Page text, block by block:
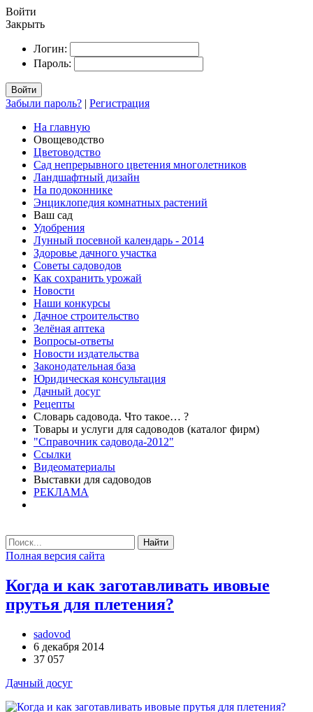
Войти
Закрыть
Логин:
Пароль:
Войти
Забыли пароль? | Регистрация
На главную
Овощеводство
Цветоводство
Сад непрерывного цветения многолетников
Ландшафтный дизайн
На подоконнике
Энциклопедия комнатных растений
Ваш сад
Удобрения
Лунный посевной календарь - 2014
Здоровье дачного участка
Советы садоводов
Как сохранить урожай
Новости
Наши конкурсы
Дачное строительство
Зелёная аптека
Вопросы-ответы
Новости издательства
Законодательная база
Юридическая консультация
Дачный досуг
Рецепты
Словарь садовода. Что такое… ?
Товары и услуги для садоводов (каталог фирм)
"Справочник садовода-2012"
Ссылки
Видеоматериалы
Выставки для садоводов
РЕКЛАМА
Найти
Полная версия сайта
Когда и как заготавливать ивовые
прутья для плетения?
sadovod
6 декабря 2014
37 057
Дачный досуг